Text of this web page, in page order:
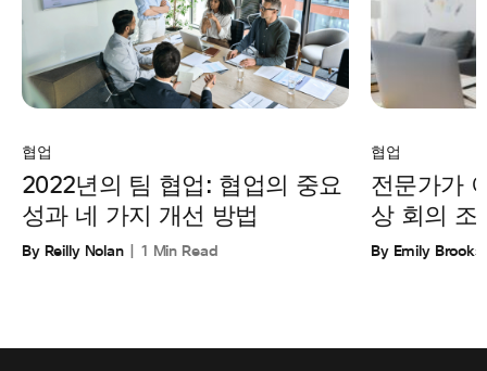
협업
2022년의 팀 협업: 협업의 중요
성과 네 가지 개선 방법
By Reilly Nolan 1 Min Read
협업
전문가가
상 회의 조
By Emily Brooks